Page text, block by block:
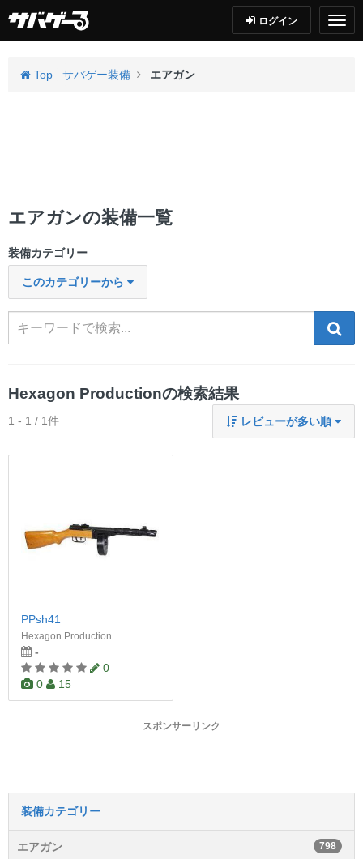
ログイン
Top サバゲー装備 エアガン
エアガンの装備一覧
装備カテゴリー
このカテゴリーから
Hexagon Productionの検索結果
レビューが多い順
1 - 1 / 1件
PPsh41
Hexagon Production
-
0
0
15
スポンサーリンク
装備カテゴリー
エアガン 798